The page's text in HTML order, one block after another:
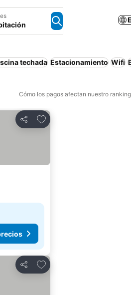
techada Estacionamiento Wifi
Cómo los pagos afectan nuestro ranking
Compartir
Agregar a favoritos
Compartir
Agregar a favoritos